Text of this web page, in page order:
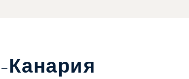
Канария